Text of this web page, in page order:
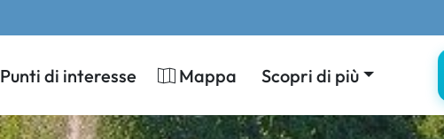
Punti di interesse Mappa Scopri di più